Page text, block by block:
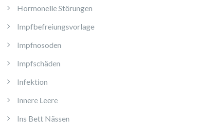
Hormonelle Störungen
Impfbefreiungsvorlage
Impfnosoden
Impfschäden
Infektion
Innere Leere
Ins Bett Nässen